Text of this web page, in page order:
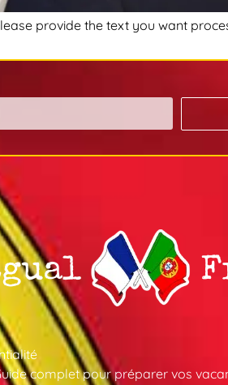
provide the text you want
complet pour préparer vos